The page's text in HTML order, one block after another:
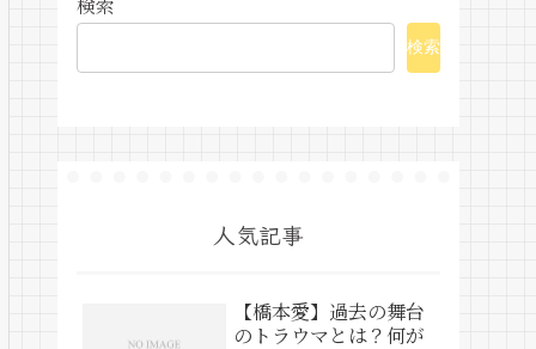
検索
検索
人気記事
【橋本愛】過去の舞台
のトラウマとは？何が